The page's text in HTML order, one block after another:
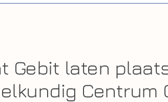
Gebit laten
Centrum